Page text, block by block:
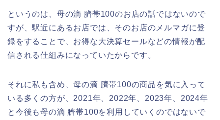
というのは、母の滴 臍帯100のお店の話ではないので
すが、駅近にあるお店では、そのお店のメルマガに登
録をすることで、お得な大決算セールなどの情報が配
信される仕組みになっていたからです。
それに私も含め、母の滴 臍帯100の商品を気に入って
いる多くの方が、2021年、2022年、2023年、2024年
と今後も母の滴 臍帯100を利用していくのではないで